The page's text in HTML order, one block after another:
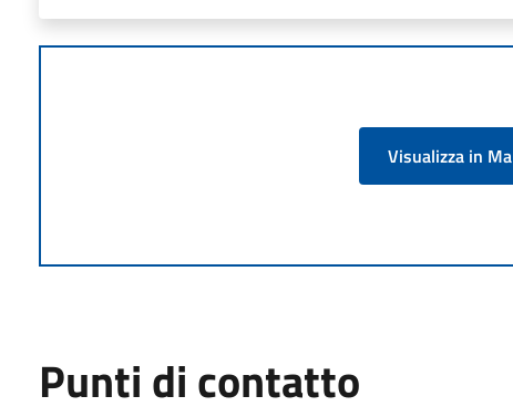
Visualizza in
Punti di contatto